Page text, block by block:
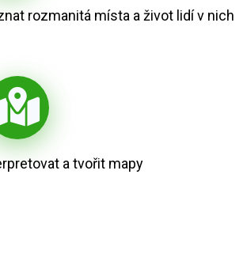
rozmanitá místa a život lidí v nich
a tvořit mapy